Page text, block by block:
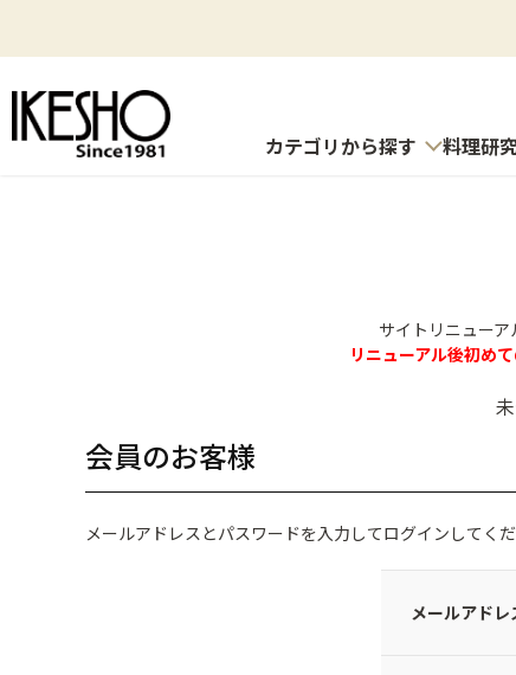
カテゴリから探す 料理研
サイトリニュー
リニューアル後初め
会員のお客様
メールアドレスとパスワードを入力してログインしてくだ
メールアドレ